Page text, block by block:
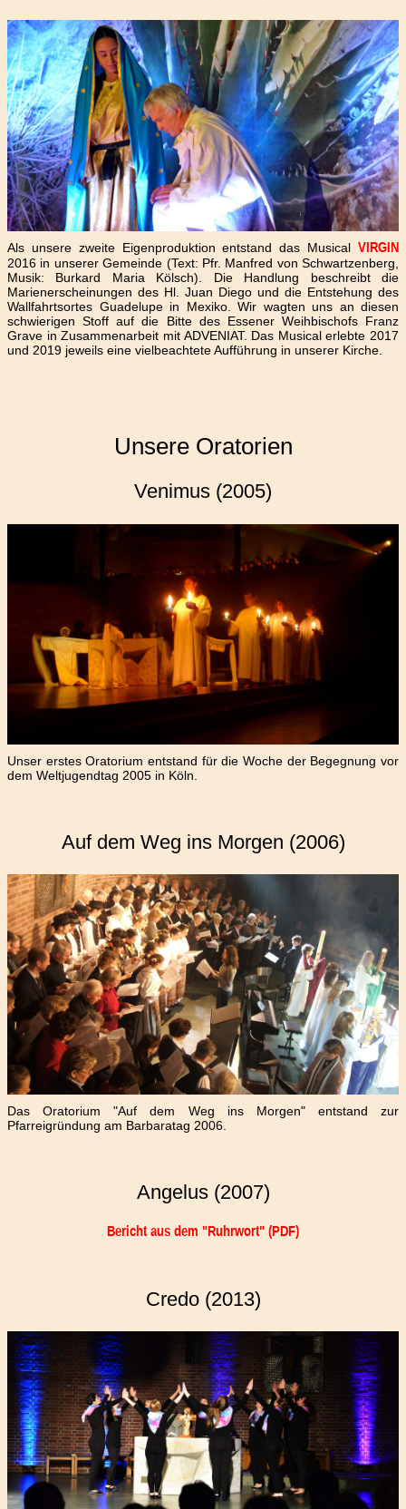
Als unsere zweite Eigenproduktion entstand das Musical VIRGIN
2016 in unserer Gemeinde (Text: Pfr. Manfred von Schwartzenberg,
Musik: Burkard Maria Kölsch). Die Handlung beschreibt die
Marienerscheinungen des Hl. Juan Diego und die Entstehung des
Wallfahrtsortes Guadelupe in Mexiko. Wir wagten uns an diesen
schwierigen Stoff auf die Bitte des Essener Weihbischofs Franz
Grave in Zusammenarbeit mit ADVENIAT. Das Musical erlebte 2017
und 2019 jeweils eine vielbeachtete Aufführung in unserer Kirche.
Unsere Oratorien
Venimus (2005)
Unser erstes Oratorium entstand für die Woche der Begegnung vor
dem Weltjugendtag 2005 in Köln.
Auf dem Weg ins Morgen (2006)
Das Oratorium "Auf dem Weg ins Morgen" entstand zur
Pfarreigründung am Barbaratag 2006.
Angelus (2007)
Bericht aus dem "Ruhrwort" (PDF)
Credo (2013)